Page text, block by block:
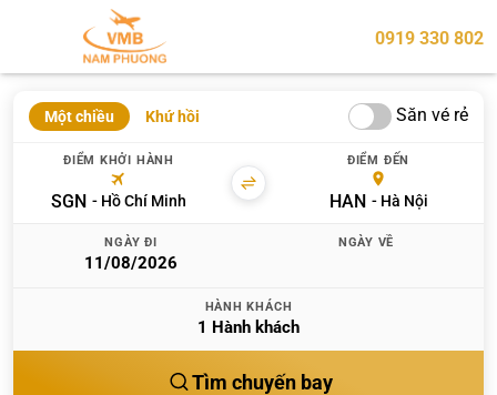
0919 330 802
Một chiều Khứ hồi Săn vé rẻ
ĐIỂM KHỞI HÀNH
SGN Hồ Chí Minh
ĐIỂM ĐẾN
HAN Hà Nội
NGÀY ĐI NGÀY VỀ
HÀNH KHÁCH
1 Hành khách
Tìm chuyến bay